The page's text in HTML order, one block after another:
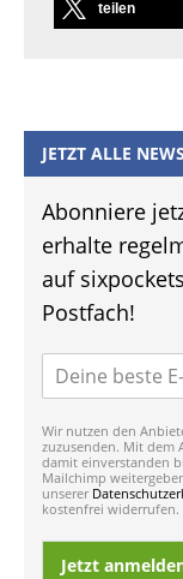
teilen
JETZT ALLE
Abonniere
erhalte
auf
Postfach!
Wir nutzen den
zuzusenden. Mit dem
damit einverstanden
Mailchimp
unserer
kostenfrei widerrufen.
Jetzt